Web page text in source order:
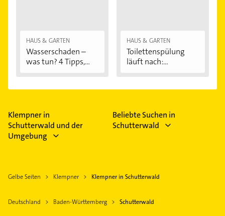
HAUS & GARTEN
Wasserschaden –
was tun? 4 Tipps,...
HAUS & GARTEN
Toilettenspülung
läuft nach:...
Klempner in
Schutterwald und der
Umgebung
Beliebte Suchen in
Schutterwald
Gelbe Seiten Klempner Klempner in Schutterwald
Deutschland Baden-Württemberg Schutterwald